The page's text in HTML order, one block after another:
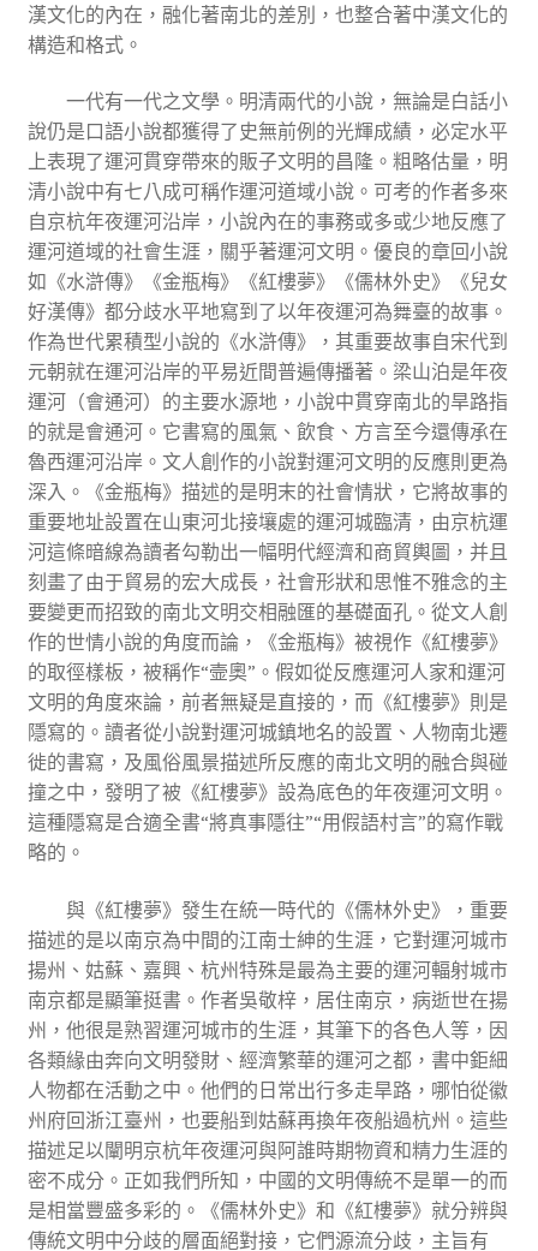
漢文化的內在，融化著南北的差別，也整合著中漢文化的
構造和格式。
一代有一代之文學。明清兩代的小說，無論是白話小
說仍是口語小說都獲得了史無前例的光輝成績，必定水平
上表現了運河貫穿帶來的販子文明的昌隆。粗略估量，明
清小說中有七八成可稱作運河道域小說。可考的作者多來
自京杭年夜運河沿岸，小說內在的事務或多或少地反應了
運河道域的社會生涯，關乎著運河文明。優良的章回小說
如《水滸傳》《金瓶梅》《紅樓夢》《儒林外史》《兒女
好漢傳》都分歧水平地寫到了以年夜運河為舞臺的故事。
作為世代累積型小說的《水滸傳》，其重要故事自宋代到
元朝就在運河沿岸的平易近間普遍傳播著。梁山泊是年夜
運河（會通河）的主要水源地，小說中貫穿南北的旱路指
的就是會通河。它書寫的風氣、飲食、方言至今還傳承在
魯西運河沿岸。文人創作的小說對運河文明的反應則更為
深入。《金瓶梅》描述的是明末的社會情狀，它將故事的
重要地址設置在山東河北接壤處的運河城臨清，由京杭運
河這條暗線為讀者勾勒出一幅明代經濟和商貿輿圖，并且
刻畫了由于貿易的宏大成長，社會形狀和思惟不雅念的主
要變更而招致的南北文明交相融匯的基礎面孔。從文人創
作的世情小說的角度而論，《金瓶梅》被視作《紅樓夢》
的取徑樣板，被稱作“壸奧”。假如從反應運河人家和運河
文明的角度來論，前者無疑是直接的，而《紅樓夢》則是
隱寫的。讀者從小說對運河城鎮地名的設置、人物南北遷
徙的書寫，及風俗風景描述所反應的南北文明的融合與碰
撞之中，發明了被《紅樓夢》設為底色的年夜運河文明。
這種隱寫是合適全書“將真事隱往”“用假語村言”的寫作戰
略的。
與《紅樓夢》發生在統一時代的《儒林外史》，重要
描述的是以南京為中間的江南士紳的生涯，它對運河城市
揚州、姑蘇、嘉興、杭州特殊是最為主要的運河輻射城市
南京都是顯筆挺書。作者吳敬梓，居住南京，病逝世在揚
州，他很是熟習運河城市的生涯，其筆下的各色人等，因
各類緣由奔向文明發財、經濟繁華的運河之都，書中鉅細
人物都在活動之中。他們的日常出行多走旱路，哪怕從徽
州府回浙江臺州，也要船到姑蘇再換年夜船過杭州。這些
描述足以闡明京杭年夜運河與阿誰時期物資和精力生涯的
密不成分。正如我們所知，中國的文明傳統不是單一的而
是相當豐盛多彩的。《儒林外史》和《紅樓夢》就分辨與
傳統文明中分歧的層面絕對接，它們源流分歧，主旨有